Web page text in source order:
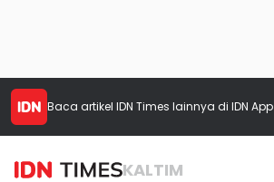
Baca artikel IDN Times lainnya di IDN App
KALTIM